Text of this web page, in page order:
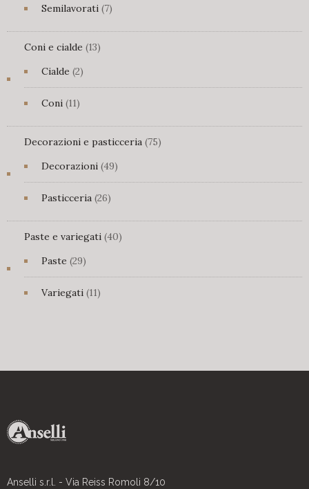
Semilavorati 77
Coni e cialde 1313
Cialde 22
prodotti
Coni 1111
Decorazioni e pasticceria 7575
Decorazioni 4949
prodotti
Pasticceria 2626
Paste e variegati 4040
Paste 2929
prodotti
Variegati 1111
Anselli s.r.l. - Via Reiss Romoli 8/10